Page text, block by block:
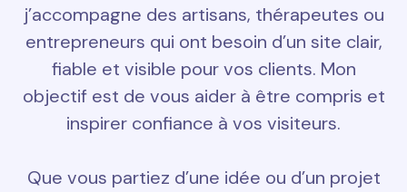
j’accompagne des artisans, thérapeutes ou
entrepreneurs qui ont besoin d’un site clair,
fiable et visible pour vos clients. Mon
objectif est de vous aider à être compris et
inspirer confiance à vos visiteurs.
Que vous partiez d’une idée ou d’un projet